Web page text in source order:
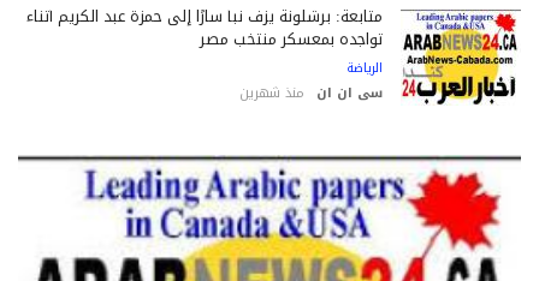
متابعة: برشلونة يزف نبأ سارًا إلى حمزة عبد الكريم أثناء
تواجده بمعسكر منتخب مصر
الرياضة
سى ان ان منذ شهرين